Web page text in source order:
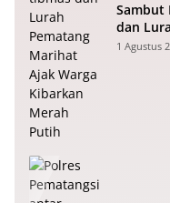
Sambut
dan
1 Agustus